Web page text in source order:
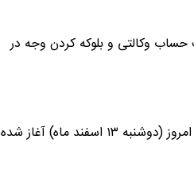
وکالتی و بلوکه کردن وجه در
زمان ثبت‌نام خودرویی متقاضیان از طریق سایت فروش اینترنتی این گروه خودروسازی امروز (دوشنبه ۱۳ اسفند ماه) آغاز شده